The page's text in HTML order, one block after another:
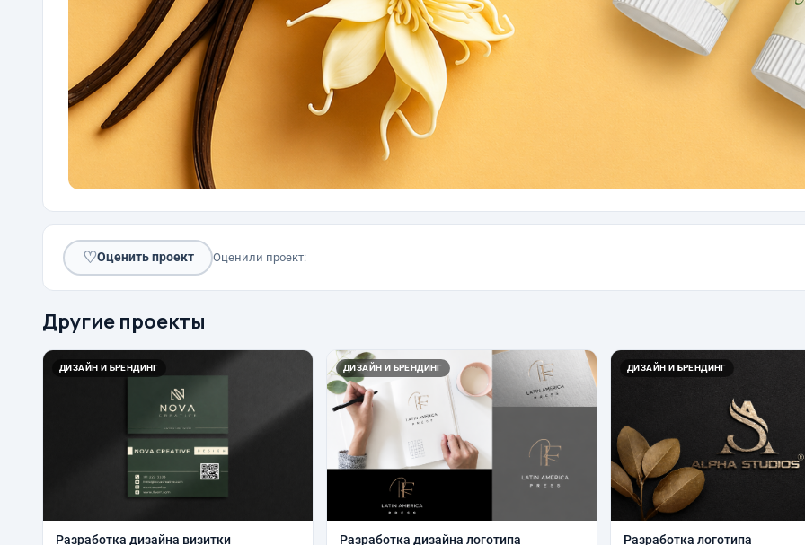
♡Оценить проект Оценили проект:
Другие проекты
ДИЗАЙН И БРЕНДИНГ
Разработка дизайна визитки
ДИЗАЙН И БРЕНДИНГ
Разработка дизайна логотипа
ДИЗАЙН И БРЕНДИНГ
Разработка логотипа